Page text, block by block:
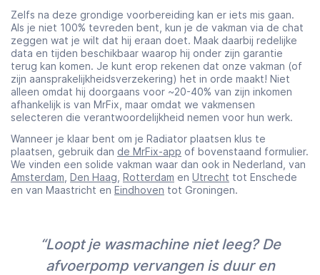
Zelfs na deze grondige voorbereiding kan er iets mis gaan.
Als je niet 100% tevreden bent, kun je de vakman via de chat
zeggen wat je wilt dat hij eraan doet. Maak daarbij redelijke
data en tijden beschikbaar waarop hij onder zijn garantie
terug kan komen. Je kunt erop rekenen dat onze vakman (of
zijn aansprakelijkheidsverzekering) het in orde maakt! Niet
alleen omdat hij doorgaans voor ~20-40% van zijn inkomen
afhankelijk is van MrFix, maar omdat we vakmensen
selecteren die verantwoordelijkheid nemen voor hun werk.
Wanneer je klaar bent om je Radiator plaatsen klus te
plaatsen, gebruik dan de MrFix-app of bovenstaand formulier.
We vinden een solide vakman waar dan ook in Nederland, van
Amsterdam Den Haag Rotterdam en Utrecht tot Enschede
en van Maastricht en Eindhoven tot Groningen.
“Loopt je wasmachine niet leeg? De
afvoerpomp vervangen is duur en